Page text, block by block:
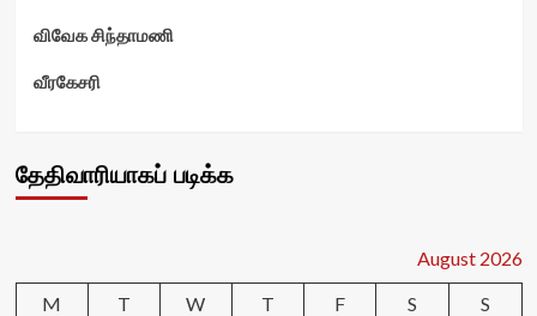
விவேக சிந்தாமணி
வீரகேசரி
தேதிவாரியாகப் படிக்க
August 2026
M
T W T F S
S